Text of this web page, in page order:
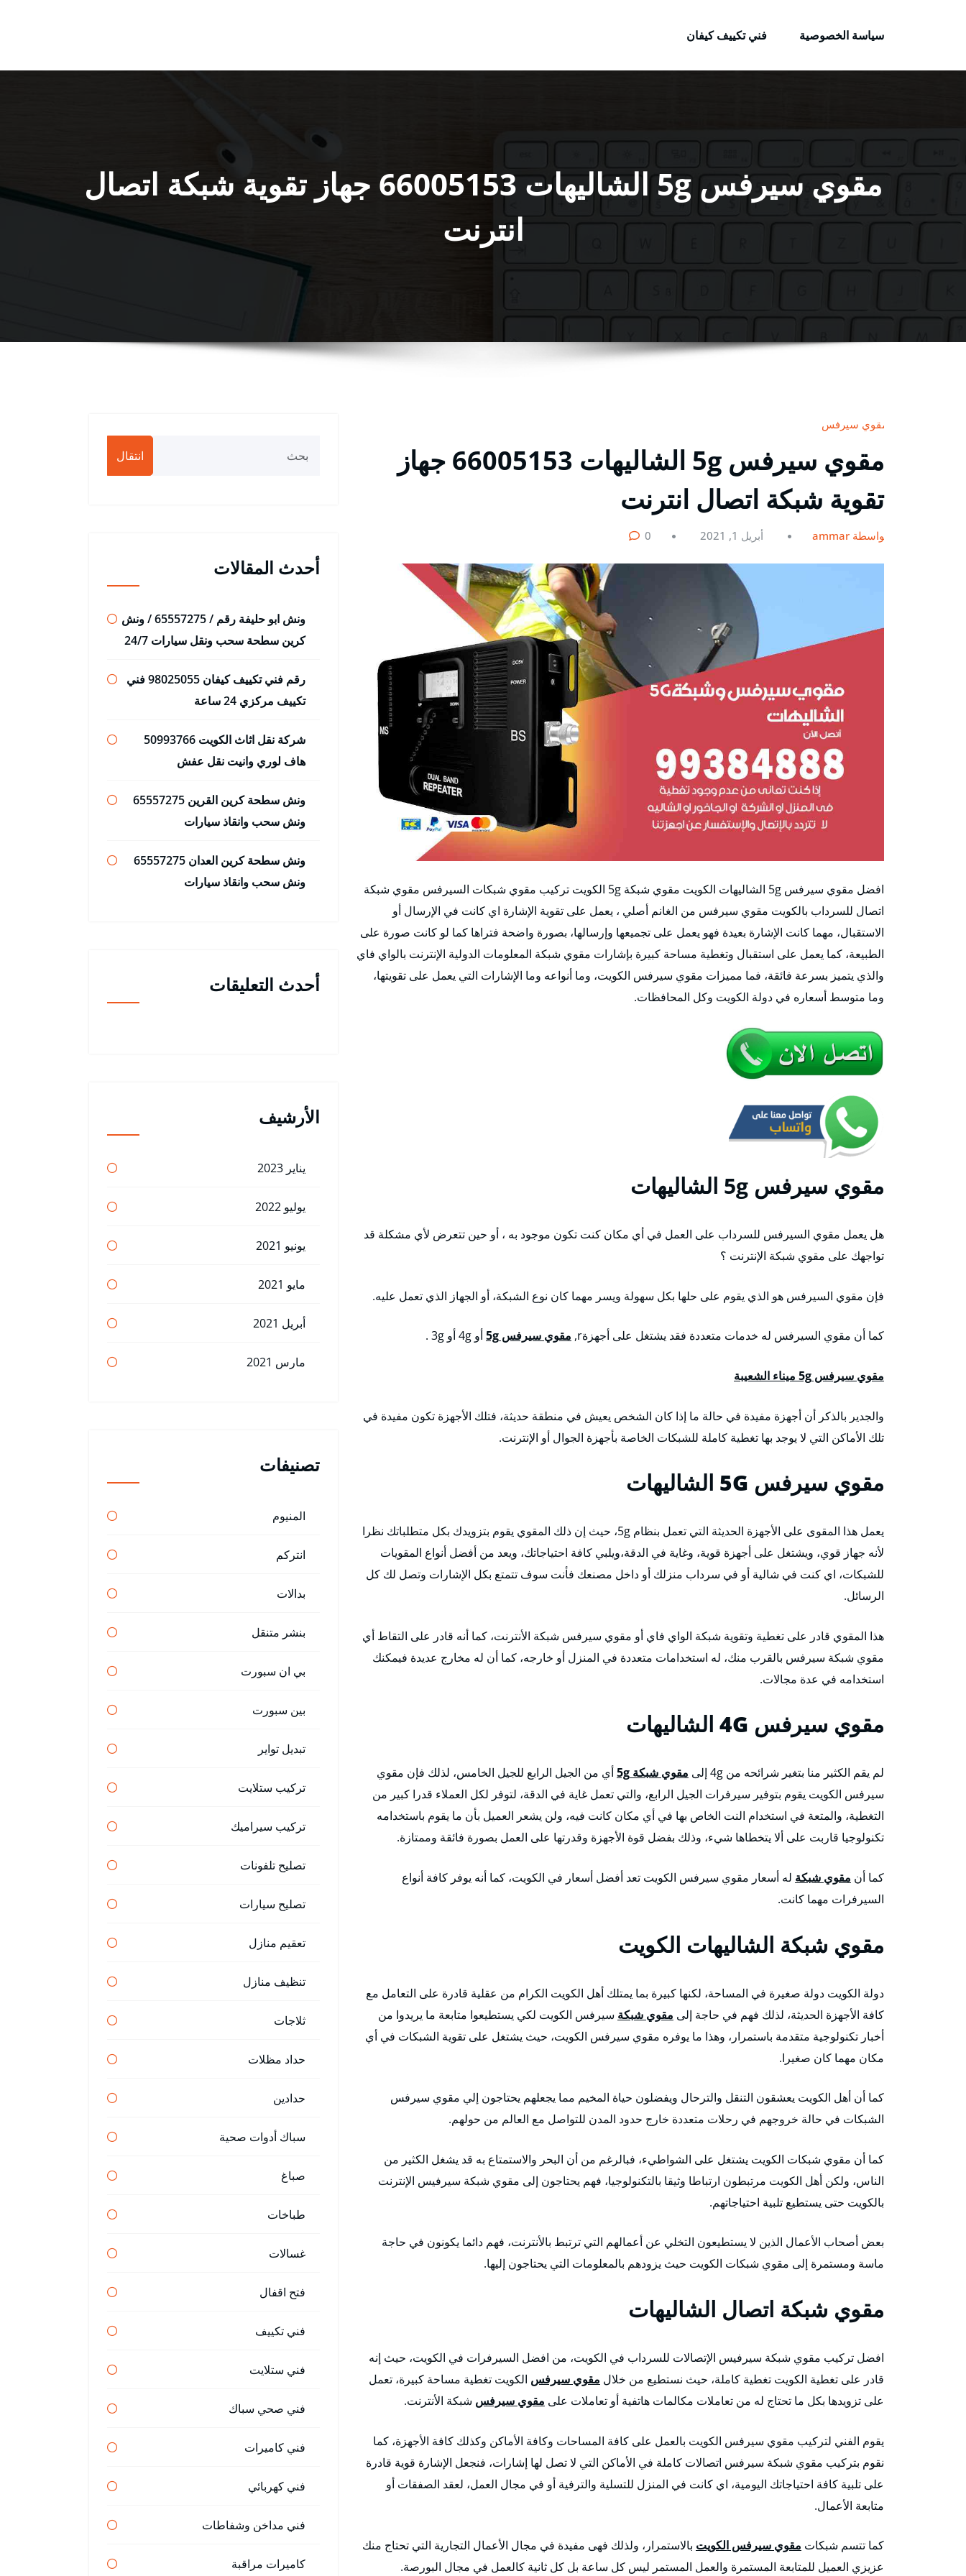
سياسة الخصوصية
فني تكييف كيفان
مقوي سيرفس 5g الشاليهات 66005153 جهاز تقوية شبكة اتصال
انترنت
مقوي سيرفس
مقوي سيرفس 5g الشاليهات 66005153 جهاز
تقوية شبكة اتصال انترنت
بواسطة ammar أبريل 1, 2021 0
افضل مقوي سيرفس 5g الشاليهات الكويت مقوي شبكة 5g الكويت تركيب مقوي شبكات السيرفس مقوي شبكة
اتصال للسرداب بالكويت مقوي سيرفس من الغانم أصلي ، يعمل على تقوية الإشارة اي كانت في الإرسال أو
الاستقبال، مهما كانت الإشارة بعيدة فهو يعمل على تجميعها وإرسالها، بصورة واضحة فتراها كما لو كانت صورة على
الطبيعة، كما يعمل على استقبال وتغطية مساحة كبيرة بإشارات مقوي شبكة المعلومات الدولية الإنترنت بالواي فاي
والذي يتميز بسرعة فائقة، فما مميزات مقوي سيرفس الكويت، وما أنواعه وما الإشارات التي يعمل على تقويتها،
وما متوسط أسعاره في دولة الكويت وكل المحافظات.
مقوي سيرفس 5g الشاليهات
هل يعمل مقوي السيرفس للسرداب على العمل في أي مكان كنت تكون موجود به ، أو حين تتعرض لأي مشكلة قد
تواجهك على مقوي شبكة الإنترنت ؟
فإن مقوي السيرفس هو الذي يقوم على حلها بكل سهولة ويسر مهما كان نوع الشبكة، أو الجهاز الذي تعمل عليه.
كما أن مقوي السيرفس له خدمات متعددة فقد يشتغل على أجهزةr, مقوي سيرفس 5g أو 4g أو 3g .
مقوي سيرفس 5g ميناء الشعيبة
والجدير بالذكر أن أجهزة مفيدة في حالة ما إذا كان الشخص يعيش في منطقة حديثة، فتلك الأجهزة تكون مفيدة في
تلك الأماكن التي لا يوجد بها تغطية كاملة للشبكات الخاصة بأجهزة الجوال أو الإنترنت.
مقوي سيرفس 5G الشاليهات
يعمل هذا المقوى على الأجهزة الحديثة التي تعمل بنظام 5g، حيث إن ذلك المقوي يقوم بتزويدك بكل متطلباتك نظرا
لأنه جهاز قوي، ويشتغل على أجهزة قوية، وغاية في الدقة،ويلبي كافة احتياجاتك، ويعد من أفضل أنواع المقويات
للشبكات، اي كنت في شالية أو في سرداب منزلك أو داخل مصنعك فأنت سوف تتمتع بكل الإشارات وتصل لك كل
الرسائل.
هذا المقوي قادر على تغطية وتقوية شبكة الواي فاي أو مقوي سيرفس شبكة الأنترنت، كما أنه قادر على التقاط أي
مقوي شبكة سيرفس بالقرب منك، له استخدامات متعددة في المنزل أو خارجه، كما أن له مخارج عديدة فيمكنك
استخدامه في عدة مجالات.
مقوي سيرفس 4G الشاليهات
لم يقم الكثير منا بتغير شرائحه من 4g إلى مقوي شبكة 5g
أي من الجيل الرابع للجيل الخامس، لذلك فإن مقوي
سيرفس الكويت يقوم بتوفير سيرفرات الجيل الرابع، والتي تعمل غاية في الدقة، لتوفر لكل العملاء قدرا كبير من
التغطية، والمتعة في استخدام النت الخاص بها في أي مكان كانت فيه، ولن يشعر العميل بأن ما يقوم باستخدامه
تكنولوجيا قاربت على ألا يتخطاها شيء، وذلك بفضل قوة الأجهزة وقدرتها على العمل بصورة فائقة وممتازة.
كما أن مقوي شبكة له أسعار مقوي سيرفس الكويت تعد أفضل أسعار في الكويت، كما أنه يوفر كافة أنواع
السيرفرات مهما كانت.
مقوي شبكة الشاليهات الكويت
دولة الكويت دولة صغيرة في المساحة، لكنها كبيرة بما يمتلك أهل الكويت الكرام من عقلية قادرة على التعامل مع
كافة الأجهزة الحديثة، لذلك فهم في حاجة إلى مقوي شبكة سيرفس الكويت لكي يستطيعوا متابعة ما يريدوا من
أخبار تكنولوجية متقدمة باستمرار، وهذا ما يوفره مقوي سيرفس الكويت، حيث يشتغل على تقوية الشبكات في أي
مكان مهما كان صغيرا.
كما أن أهل الكويت يعشقون التنقل والترحال ويفضلون حياة المخيم مما يجعلهم يحتاجون إلي مقوي سيرفس
الشبكات في حالة خروجهم في رحلات متعددة خارج حدود المدن للتواصل مع العالم من حولهم.
كما أن مقوي شبكات الكويت يشتغل على الشواطيء، فبالرغم من أن البحر والاستمتاع به قد يشغل الكثير من
الناس، ولكن أهل الكويت مرتبطون ارتباطا وثيقا بالتكنولوجيا، فهم يحتاجون إلى مقوي شبكة سيرفيس الإنترنت
بالكويت حتى يستطيع تلبية احتياجاتهم.
بعض أصحاب الأعمال الذين لا يستطيعون التخلي عن أعمالهم التي ترتبط بالأنترنت، فهم دائما يكونون في حاجة
ماسة ومستمرة إلى مقوي شبكات الكويت حيث يزودهم بالمعلومات التي يحتاجون إليها.
مقوي شبكة اتصال الشاليهات
افضل تركيب مقوي شبكة سيرفيس الإتصالات للسرداب في الكويت، من افضل السيرفرات في الكويت، حيث إنه
قادر على تغطية الكويت تغطية كاملة، حيث نستطيع من خلال مقوي سيرفس الكويت تغطية مساحة كبيرة، تعمل
على تزويدها بكل ما تحتاج له من تعاملات مكالمات هاتفية أو تعاملات على مقوي سيرفس شبكة الأنترنت.
يقوم الفني لتركيب مقوي سيرفس الكويت بالعمل على كافة المساحات وكافة الأماكن وكذلك كافة الأجهزة، كما
نقوم بتركيب مقوي شبكة سيرفس اتصالات كاملة في الأماكن التي لا تصل لها إشارات، فنجعل الإشارة قوية قادرة
على تلبية كافة احتياجاتك اليومية، اي كانت في المنزل للتسلية والترفية أو في مجال العمل، لعقد الصفقات أو
متابعة الأعمال.
كما تتسم شبكات مقوي سيرفس الكويت بالاستمرار، ولذلك فهى مفيدة في مجال الأعمال التجارية التي تحتاج منك
عزيزي العميل للمتابعة المستمرة والعمل المستمر ليس كل ساعة بل كل ثانية كالعمل في مجال البورصة.
انتقال
أحدث المقالات
ونش ابو حليفة رقم / 65557275 / ونش
كرين سطحة سحب ونقل سيارات 24/7
رقم فني تكييف كيفان 98025055 فني
تكييف مركزي 24 ساعة
شركة نقل اثاث الكويت 50993766
هاف لوري وانيت نقل عفش
ونش سطحة كرين القرين 65557275
ونش سحب وانقاذ سيارات
ونش سطحة كرين العدان 65557275
ونش سحب وانقاذ سيارات
أحدث التعليقات
الأرشيف
يناير 2023
يوليو 2022
يونيو 2021
مايو 2021
أبريل 2021
مارس 2021
تصنيفات
المنيوم
انتركم
بدالات
بنشر متنقل
بي ان سبورت
بين سبورت
تبديل تواير
تركيب ستلايت
تركيب سيراميك
تصليح تلفونات
تصليح سيارات
تعقيم منازل
تنظيف منازل
ثلاجات
حداد مظلات
حدادين
سباك أدوات صحية
صباغ
طباخات
غسالات
فتح اقفال
فني تكييف
فني ستلايت
فني صحي سباك
فني كاميرات
فني كهربائي
فني مداخن وشفاطات
كاميرات مراقبة